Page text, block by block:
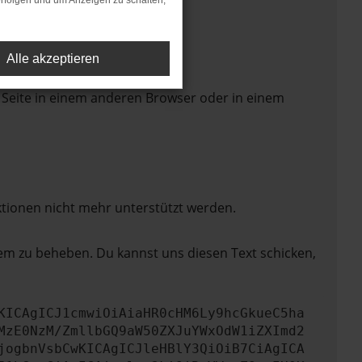
in einem anderen Browser oder in einem
nicht mehr unterstützt werden.
zu beheben. Du kannst uns diesen Text schicken,
ZmllbGQ9aW50ZXJuYWxOdW1iZXImd2
Alle akzeptieren